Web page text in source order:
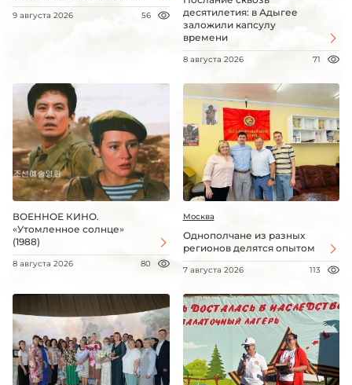
9 августа 2026 56
десятилетия: в Адыгее
заложили капсулу
времени
8 августа 2026 71
ВОЕННОЕ КИНО.
«Утомленное солнце»
(1988)
8 августа 2026 80
Москва
Однополчане из разных
регионов делятся опытом
7 августа 2026 113